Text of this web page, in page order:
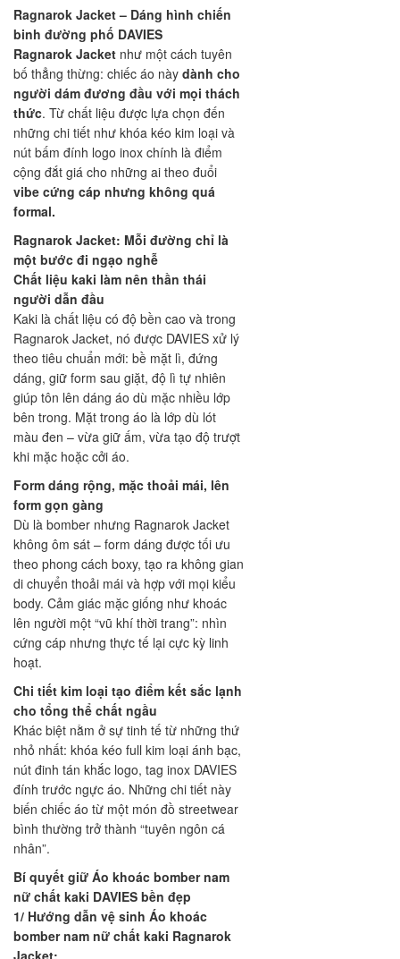
Ragnarok Jacket – Dáng hình chiến
binh đường phố DAVIES
Ragnarok Jacket như một cách tuyên
bố thẳng thừng: chiếc áo này dành cho
người dám đương đầu với mọi thách
thức. Từ chất liệu được lựa chọn đến
những chi tiết như khóa kéo kim loại và
nút bấm đính logo inox chính là điểm
cộng đắt giá cho những ai theo đuổi
vibe cứng cáp nhưng không quá
formal.
Ragnarok Jacket: Mỗi đường chỉ là
một bước đi ngạo nghễ
Chất liệu kaki làm nên thần thái
người dẫn đầu
Kaki là chất liệu có độ bền cao và trong
Ragnarok Jacket, nó được DAVIES xử lý
theo tiêu chuẩn mới: bề mặt lì, đứng
dáng, giữ form sau giặt, độ lì tự nhiên
giúp tôn lên dáng áo dù mặc nhiều lớp
bên trong. Mặt trong áo là lớp dù lót
màu đen – vừa giữ ấm, vừa tạo độ trượt
khi mặc hoặc cởi áo.
Form dáng rộng, mặc thoải mái, lên
form gọn gàng
Dù là bomber nhưng Ragnarok Jacket
không ôm sát – form dáng được tối ưu
theo phong cách boxy, tạo ra không gian
di chuyển thoải mái và hợp với mọi kiểu
body. Cảm giác mặc giống như khoác
lên người một “vũ khí thời trang”: nhìn
cứng cáp nhưng thực tế lại cực kỳ linh
hoạt.
Chi tiết kim loại tạo điểm kết sắc lạnh
cho tổng thể chất ngầu
Khác biệt nằm ở sự tinh tế từ những thứ
nhỏ nhất: khóa kéo full kim loại ánh bạc,
nút đinh tán khắc logo, tag inox DAVIES
đính trước ngực áo. Những chi tiết này
biến chiếc áo từ một món đồ streetwear
bình thường trở thành “tuyên ngôn cá
nhân”.
Bí quyết giữ Áo khoác bomber nam
nữ chất kaki DAVIES bền đẹp
1/ Hướng dẫn vệ sinh Áo khoác
bomber nam nữ chất kaki Ragnarok
Jacket: